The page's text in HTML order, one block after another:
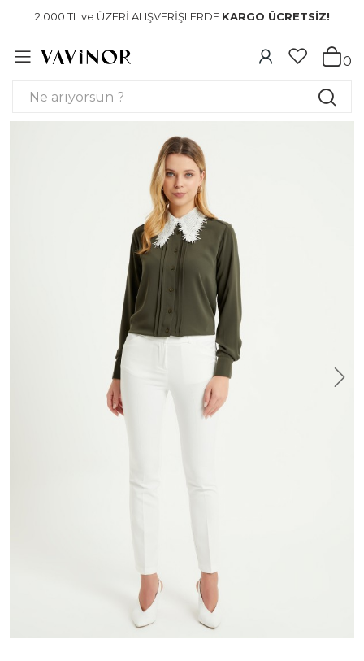
2.000 TL ve ÜZERİ ALIŞVERİŞLERDE KARGO ÜCRETSİZ!
0